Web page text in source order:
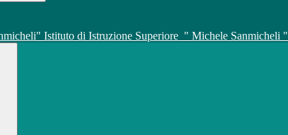
Istituto di Istruzione Superiore " Michele Sanmicheli "